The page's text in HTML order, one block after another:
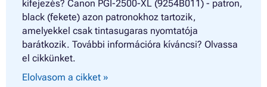
kifejezés? Canon PGI-2500-XL (9254B011) - patron,
black (fekete) azon patronokhoz tartozik,
amelyekkel csak tintasugaras nyomtatója
barátkozik. További információra kíváncsi? Olvassa
el cikkünket.
Elolvasom a cikket »